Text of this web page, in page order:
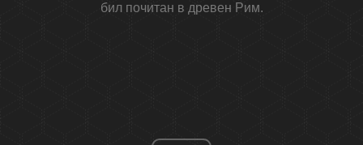
бил почитан в древен Рим.